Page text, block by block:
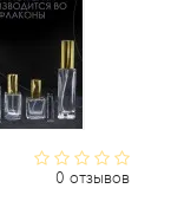
0 отзывов